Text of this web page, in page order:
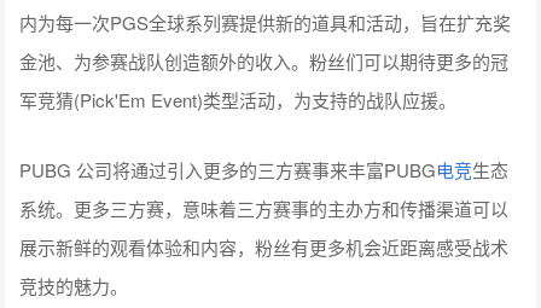
内为每一次PGS全球系列赛提供新的道具和活动，旨在扩充奖
金池、为参赛战队创造额外的收入。粉丝们可以期待更多的冠
军竞猜(Pick'Em Event)类型活动，为支持的战队应援。
PUBG 公司将通过引入更多的三方赛事来丰富PUBG电竞生态
系统。更多三方赛，意味着三方赛事的主办方和传播渠道可以
展示新鲜的观看体验和内容，粉丝有更多机会近距离感受战术
竞技的魅力。